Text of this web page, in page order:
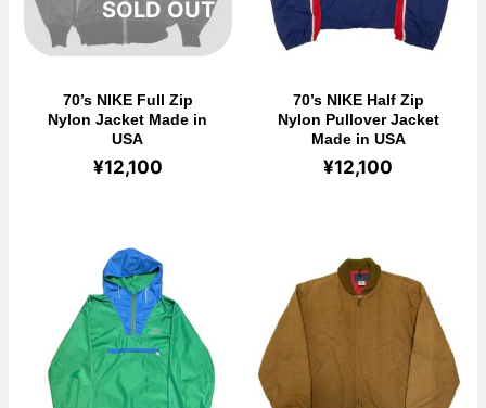
在庫切れ
70’s NIKE Full Zip
Nylon Jacket Made in
USA
¥12,100
70’s NIKE Half Zip
Nylon Pullover Jacket
Made in USA
¥12,100